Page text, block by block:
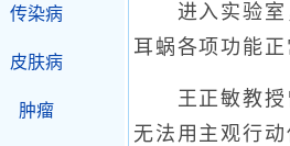
进入实验室，
耳蜗各项功能
王正敏教授曾
无法用主观行
传染病
皮肤病
肿瘤